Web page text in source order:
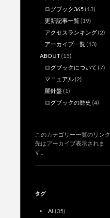
ログブック365 (13)
更新記事一覧(19)
アクセスランキング(2)
アーカイブ一覧(13)
ABOUT(15)
ログブックについて (7)
マニュアル(2)
羅針盤(1)
ログブックの歴史 (4)
このカテゴリー一覧のリンク
先はアーカイブ表示されま
す。
タグ
AI (35)